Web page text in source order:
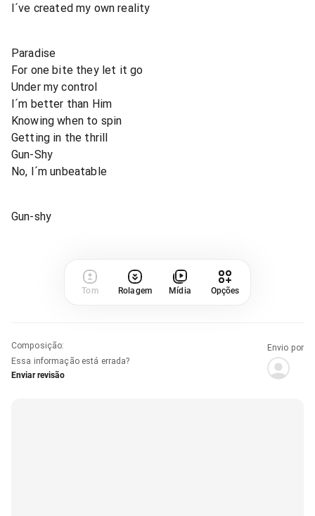
I´ve created my own reality
Paradise
For one bite they let it go
Under my control
I´m better than Him
Knowing when to spin
Getting in the thrill
Gun-Shy
No, I´m unbeatable
Gun-shy
Tom Rolagem Mídia Opções
Composição:
Essa informação está errada?
Enviar revisão
Envio por